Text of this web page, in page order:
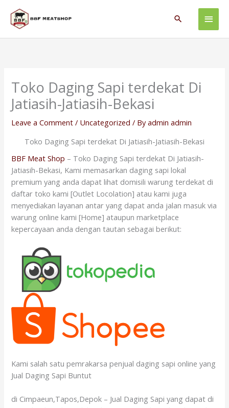
content
Main
Search
Toko Daging Sapi terdekat Di
Jatiasih-Jatiasih-Bekasi
Leave a Comment / Uncategorized / Byadmin admin
Toko Daging Sapi terdekat Di Jatiasih-Jatiasih-Bekasi
BBF Meat Shop – Toko Daging Sapi terdekat Di Jatiasih-
Jatiasih-Bekasi, Kami memasarkan daging sapi lokal
premium yang anda dapat lihat domisili warung terdekat di
daftar toko kami [Outlet Locolation] atau kami juga
menyediakan layanan antar yang dapat anda jalan masuk via
warung online kami [Home] ataupun marketplace
kepercayaan anda dengan tautan sebagai berikut:
Kami salah satu pemrakarsa penjual daging sapi online yang
Jual Daging Sapi Buntut
di Cimpaeun,Tapos,Depok – Jual Daging Sapi yang dapat di